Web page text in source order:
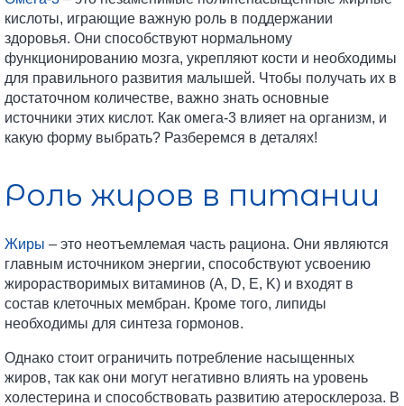
кислоты, играющие важную роль в поддержании
здоровья. Они способствуют нормальному
функционированию мозга, укрепляют кости и необходимы
для правильного развития малышей. Чтобы получать их в
достаточном количестве, важно знать основные
источники этих кислот. Как омега-3 влияет на организм, и
какую форму выбрать? Разберемся в деталях!
Роль жиров в питании
Жиры – это неотъемлемая часть рациона. Они являются
главным источником энергии, способствуют усвоению
жирорастворимых витаминов (A, D, E, K) и входят в
состав клеточных мембран. Кроме того, липиды
необходимы для синтеза гормонов.
Однако стоит ограничить потребление насыщенных
жиров, так как они могут негативно влиять на уровень
холестерина и способствовать развитию атеросклероза. В